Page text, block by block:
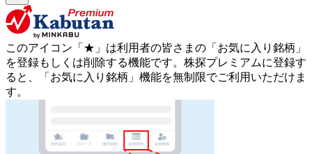
このアイコン 「★」 は利用者の皆さまの 「お気に入り銘柄」
を登録もしくは削除する機能です。 株探プレミアムに登録す
ると、「お気に入り銘柄」機能を無制限でご利用いただけま
す。